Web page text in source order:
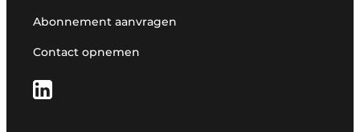
Abonnement aanvragen
Contact opnemen